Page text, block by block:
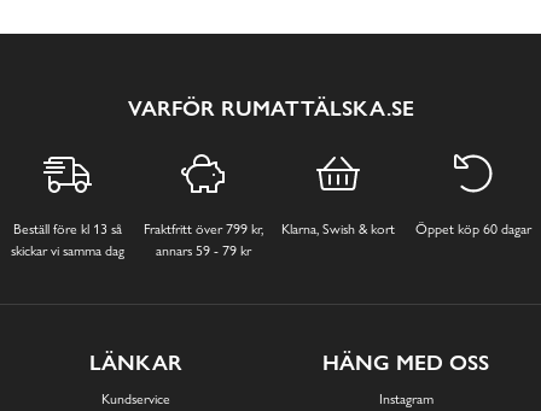
VARFÖR RUMATTÄLSKA.SE
Beställ före kl 13 så
skickar vi samma dag
Fraktfritt över 799 kr,
annars 59 - 79 kr
Klarna, Swish & kort Öppet köp 60 dagar
LÄNKAR
Kundservice
HÄNG MED OSS
Instagram